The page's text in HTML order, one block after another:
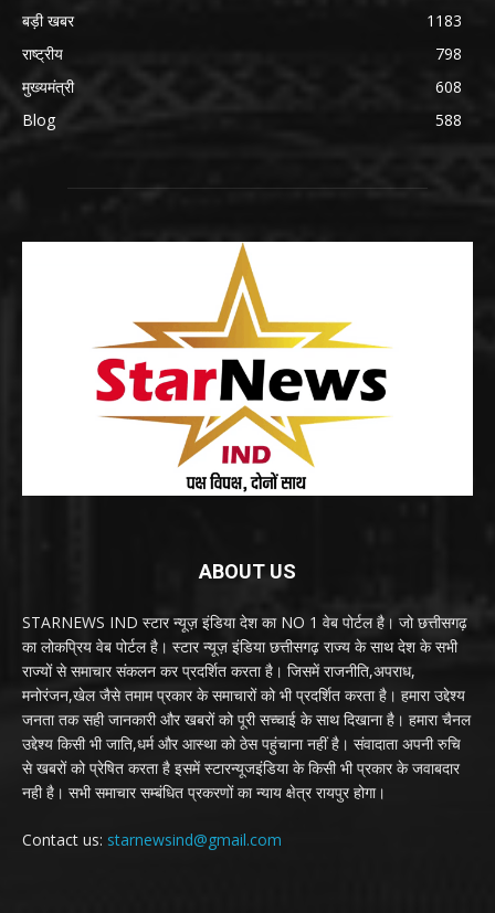
बड़ी खबर
1183
राष्ट्रीय
798
मुख्यमंत्री
608
Blog
588
ABOUT US
STARNEWS IND स्टार न्यूज़ इंडिया देश का NO 1 वेब पोर्टल है। जो छत्तीसगढ़
का लोकप्रिय वेब पोर्टल है। स्टार न्यूज़ इंडिया छत्तीसगढ़ राज्य के साथ देश के सभी
राज्यों से समाचार संकलन कर प्रदर्शित करता है। जिसमें राजनीति,अपराध,
मनोरंजन,खेल जैसे तमाम प्रकार के समाचारों को भी प्रदर्शित करता है। हमारा उद्देश्य
जनता तक सही जानकारी और खबरों को पूरी सच्चाई के साथ दिखाना है। हमारा चैनल
उद्देश्य किसी भी जाति,धर्म और आस्था को ठेस पहुंचाना नहीं है। संवादाता अपनी रुचि
से खबरों को प्रेषित करता है इसमें स्टारन्यूजइंडिया के किसी भी प्रकार के जवाबदार
नही है। सभी समाचार सम्बंधित प्रकरणों का न्याय क्षेत्र रायपुर होगा।
Contact us: starnewsind@gmail.com